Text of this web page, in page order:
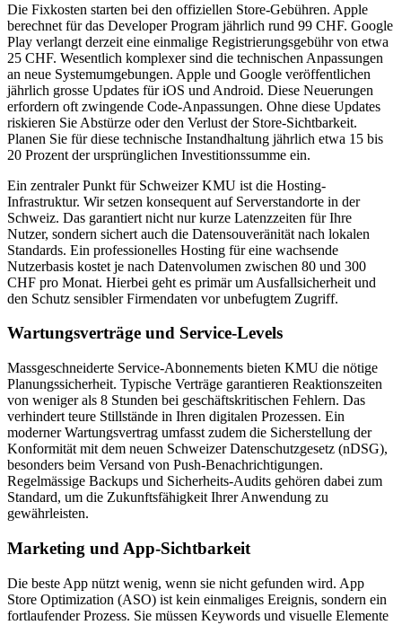
Die Fixkosten starten bei den offiziellen Store-Gebühren. Apple
berechnet für das Developer Program jährlich rund 99 CHF. Google
Play verlangt derzeit eine einmalige Registrierungsgebühr von etwa
25 CHF. Wesentlich komplexer sind die technischen Anpassungen
an neue Systemumgebungen. Apple und Google veröffentlichen
jährlich grosse Updates für iOS und Android. Diese Neuerungen
erfordern oft zwingende Code-Anpassungen. Ohne diese Updates
riskieren Sie Abstürze oder den Verlust der Store-Sichtbarkeit.
Planen Sie für diese technische Instandhaltung jährlich etwa 15 bis
20 Prozent der ursprünglichen Investitionssumme ein.
Ein zentraler Punkt für Schweizer KMU ist die Hosting-
Infrastruktur. Wir setzen konsequent auf Serverstandorte in der
Schweiz. Das garantiert nicht nur kurze Latenzzeiten für Ihre
Nutzer, sondern sichert auch die Datensouveränität nach lokalen
Standards. Ein professionelles Hosting für eine wachsende
Nutzerbasis kostet je nach Datenvolumen zwischen 80 und 300
CHF pro Monat. Hierbei geht es primär um Ausfallsicherheit und
den Schutz sensibler Firmendaten vor unbefugtem Zugriff.
Wartungsverträge und Service-Levels
Massgeschneiderte Service-Abonnements bieten KMU die nötige
Planungssicherheit. Typische Verträge garantieren Reaktionszeiten
von weniger als 8 Stunden bei geschäftskritischen Fehlern. Das
verhindert teure Stillstände in Ihren digitalen Prozessen. Ein
moderner Wartungsvertrag umfasst zudem die Sicherstellung der
Konformität mit dem neuen Schweizer Datenschutzgesetz (nDSG),
besonders beim Versand von Push-Benachrichtigungen.
Regelmässige Backups und Sicherheits-Audits gehören dabei zum
Standard, um die Zukunftsfähigkeit Ihrer Anwendung zu
gewährleisten.
Marketing und App-Sichtbarkeit
Die beste App nützt wenig, wenn sie nicht gefunden wird. App
Store Optimization (ASO) ist kein einmaliges Ereignis, sondern ein
fortlaufender Prozess. Sie müssen Keywords und visuelle Elemente